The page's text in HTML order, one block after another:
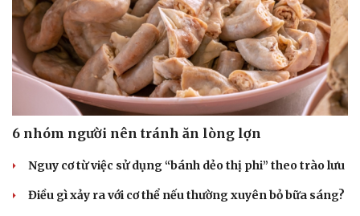
Văn hóa
Sân khấu - Điện ảnh
Di sản
Giải trí
Nghệ sĩ
Thời trang
6 nhóm người nên tránh ăn lòng lợn
Nguy cơ từ việc sử dụng “bánh dẻo thị phi” theo trào lưu
Điều gì xảy ra với cơ thể nếu thường xuyên bỏ bữa sáng?